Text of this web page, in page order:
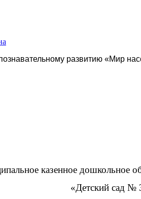
развитию «Мир
казенное дошкольное
«Детский сад №